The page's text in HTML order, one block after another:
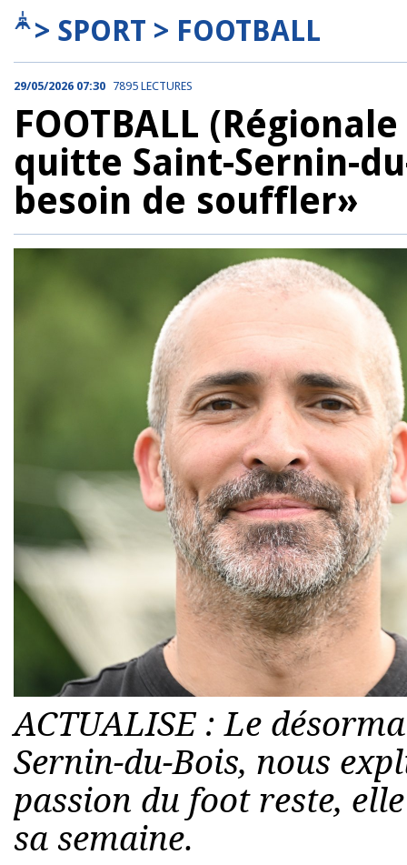
> SPORT > FOOTBALL
29/05/2026 07:30 7895 LECTURES
FOOTBALL
quitte Saint-Sernin-
besoin de souffler»
ACTUALISE : Le
Sernin-du-Bois, nous
passion du foot reste,
sa semaine.